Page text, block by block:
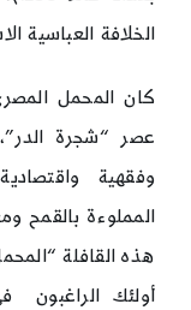
الخلافة العباسية
كان المحمل
عصر “شجرة
وفقهية
المملوءة بالقمح
هذه القافلة
أولئك الراغبون